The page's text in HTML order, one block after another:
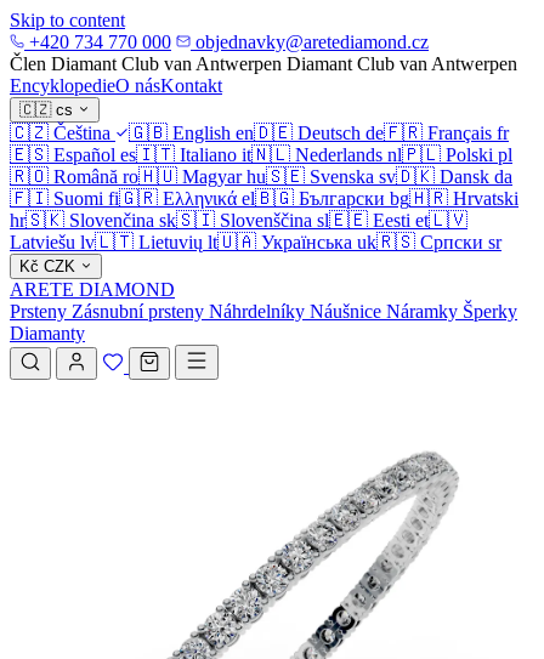
Skip to content
+420 734 770 000
objednavky@aretediamond.cz
Člen Diamant Club van Antwerpen Diamant Club van Antwerpen
EncyklopedieO násKontakt
🇨🇿 cs
🇨🇿 Čeština 🇬🇧 English en🇩🇪 Deutsch de🇫🇷 Français fr
🇪🇸 Español es🇮🇹 Italiano it🇳🇱 Nederlands nl🇵🇱 Polski pl
🇷🇴 Română ro🇭🇺 Magyar hu🇸🇪 Svenska sv🇩🇰 Dansk da
🇫🇮 Suomi fi🇬🇷 Ελληνικά el🇧🇬 Български bg🇭🇷 Hrvatski
hr🇸🇰 Slovenčina sk🇸🇮 Slovenščina sl🇪🇪 Eesti et🇱🇻
Latviešu lv🇱🇹 Lietuvių lt🇺🇦 Українська uk🇷🇸 Српски sr
Kč CZK
ARETE DIAMOND
Prsteny Zásnubní prsteny Náhrdelníky Náušnice Náramky Šperky
Diamanty